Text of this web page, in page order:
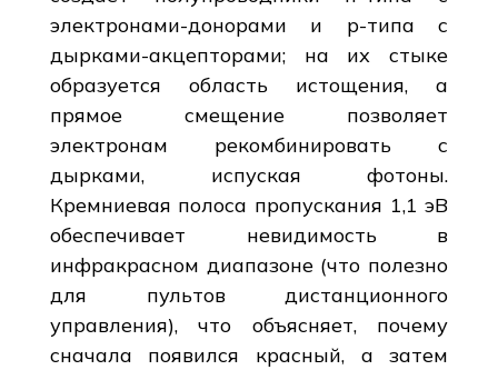
электронами-донорами и p-типа с
дырками-акцепторами; на их стыке
образуется область истощения, а
прямое смещение позволяет
электронам рекомбинировать с
дырками, испуская фотоны.
Кремниевая полоса пропускания 1,1 эВ
обеспечивает невидимость в
инфракрасном диапазоне (что полезно
для пультов дистанционного
управления), что объясняет, почему
сначала появился красный, а затем